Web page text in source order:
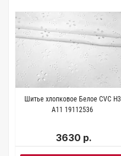
Шитье хлопковое Белое СVС H3
A11 19112536
3630 р.